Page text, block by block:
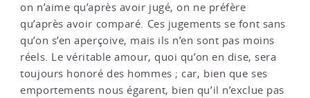
on n’aime qu’après avoir jugé, on ne préfère
qu’après avoir comparé. Ces jugements se font sans
qu’on s’en aperçoive, mais ils n’en sont pas moins
réels. Le véritable amour, quoi qu’on en dise, sera
toujours honoré des hommes ; car, bien que ses
emportements nous égarent, bien qu’il n’exclue pas